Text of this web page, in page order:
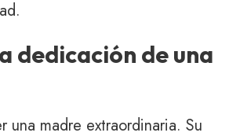
dedicación de una
una madre extraordinaria. Su